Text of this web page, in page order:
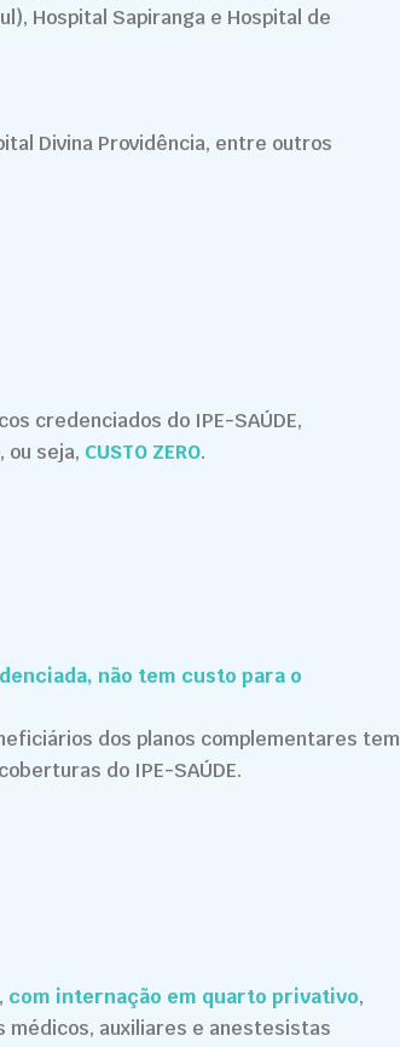
Hospital Sapiranga e Hospital de
Divina Providência, entre outros
credenciados do IPE-SAÚDE,
ou seja, CUSTO ZERO.
não tem custo para o
dos planos complementares tem
do IPE-SAÚDE.
com internação em quarto privativo,
médicos, auxiliares e anestesistas